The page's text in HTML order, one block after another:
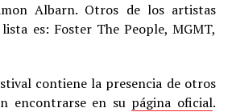
Albarn. Otros de los artistas
es: Foster The People, MGMT,
contiene la presencia de otros
encontrarse en su página oficial.